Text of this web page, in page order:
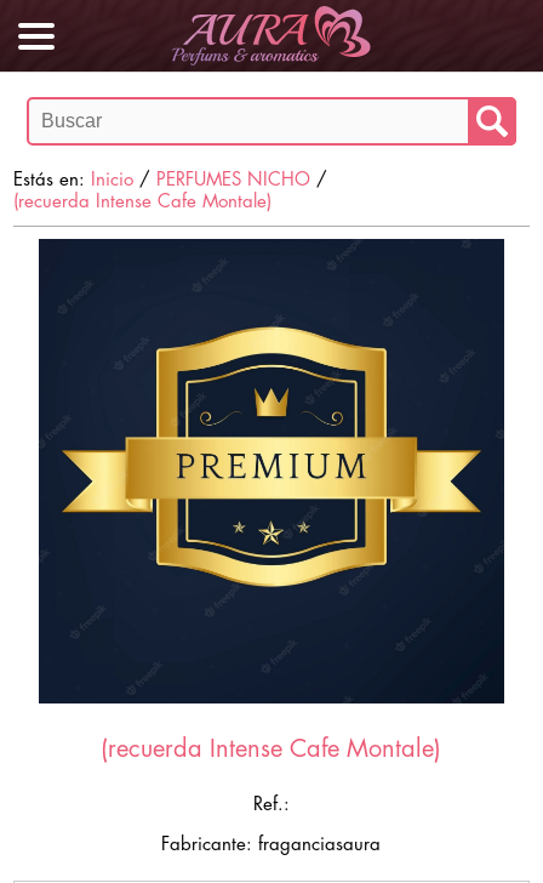
Estás en: Inicio / PERFUMES NICHO /
(recuerda Intense Cafe Montale)
(recuerda Intense Cafe Montale)
Ref.:
Fabricante: fraganciasaura